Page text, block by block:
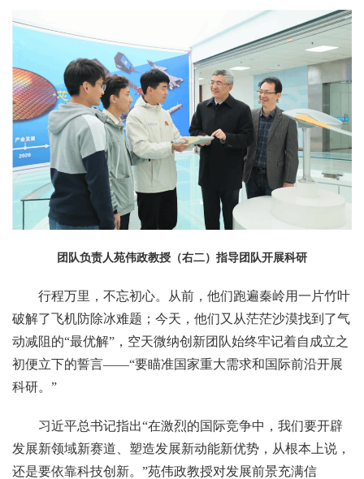
团队负责人苑伟政教授（右二）指导团队开展科研
行程万里，不忘初心。从前，他们跑遍秦岭用一片竹叶
破解了飞机防除冰难题；今天，他们又从茫茫沙漠找到了气
动减阻的“最优解”，空天微纳创新团队始终牢记着自成立之
初便立下的誓言——“要瞄准国家重大需求和国际前沿开展
科研。”
习近平总书记指出“在激烈的国际竞争中，我们要开辟
发展新领域新赛道、塑造发展新动能新优势，从根本上说，
还是要依靠科技创新。”苑伟政教授对发展前景充满信